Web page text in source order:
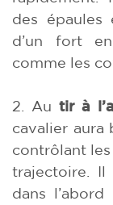
des
d’un fort
comme les
2. Au tir à
cavalier aura
contrôlant
trajectoire. Il
dans